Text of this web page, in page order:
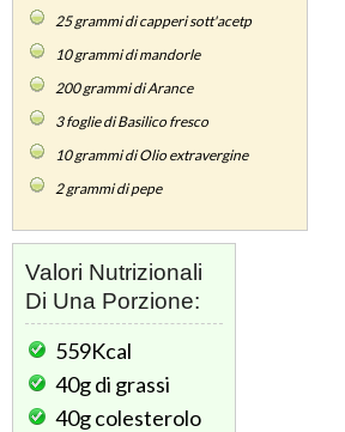
25grammi di capperi sott'acetp
10grammi di mandorle
200grammi di Arance
3foglie di Basilico fresco
10grammi di Olio extravergine
2grammi di pepe
Valori Nutrizionali
Di Una Porzione:
559Kcal
40gdi grassi
40gcolesterolo